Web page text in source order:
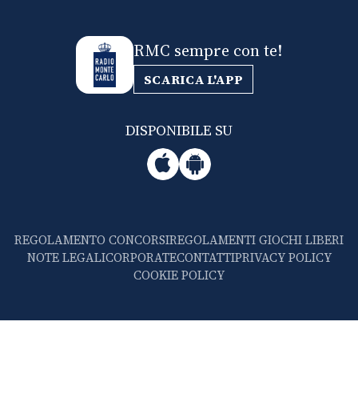
RMC sempre con te!
SCARICA L'APP
DISPONIBILE SU
REGOLAMENTO CONCORSIREGOLAMENTI GIOCHI LIBERI
NOTE LEGALICORPORATECONTATTIPRIVACY POLICY
COOKIE POLICY